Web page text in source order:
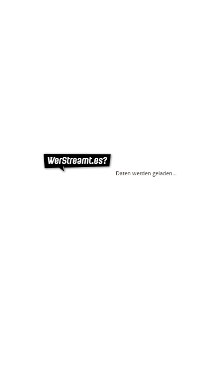
Daten werden geladen…